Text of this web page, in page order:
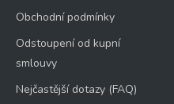
Obchodní podmínky
Odstoupení od kupní
smlouvy
Nejčastější dotazy (FAQ)